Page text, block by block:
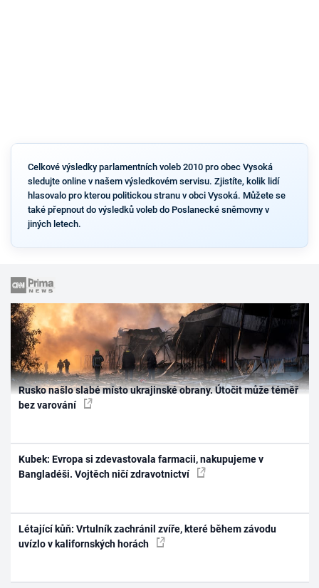
Celkové výsledky parlamentních voleb 2010 pro obec Vysoká
sledujte online v našem výsledkovém servisu. Zjistíte, kolik lidí
hlasovalo pro kterou politickou stranu v obci Vysoká. Můžete se
také přepnout do výsledků voleb do Poslanecké sněmovny v
jiných letech.
Rusko našlo slabé místo ukrajinské obrany. Útočit může téměř
bez varování
Kubek: Evropa si zdevastovala farmacii, nakupujeme v
Bangladéši. Vojtěch ničí zdravotnictví
Létající kůň: Vrtulník zachránil zvíře, které během závodu
uvízlo v kalifornských horách